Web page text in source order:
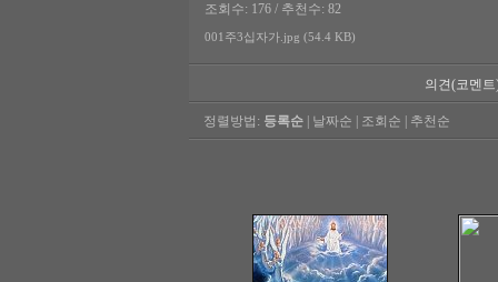
조회수: 176 / 추천수: 82
001주3십자가.jpg (54.4 KB)
의견(코멘
정렬방법: 등록순 날짜순 조회순 추천순